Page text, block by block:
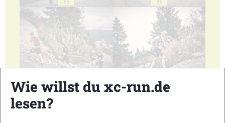
85 86
Wie willst du xc-run.de
lesen?